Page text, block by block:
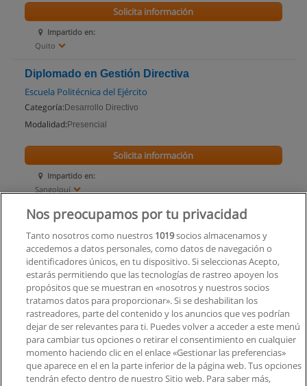
Impartido en:
Quito
Solicita información
Diplomado en Gestión Directiva
Escuela Politécnica del Ejército
Categoría: Desarrollo Directivo
Modalidad: Presencial
Impartido en:
Sangolquí
Solicita información
Nos preocupamos por tu privacidad
Tanto nosotros como nuestros 1019socios almacenamos y
accedemos a datos personales, como datos de navegación o
identificadores únicos, en tu dispositivo. Si seleccionas Acepto,
estarás permitiendo que las tecnologías de rastreo apoyen los
propósitos que se muestran en «nosotros y nuestros socios
tratamos datos para proporcionar». Si se deshabilitan los
rastreadores, parte del contenido y los anuncios que ves podrían
dejar de ser relevantes para ti. Puedes volver a acceder a este menú
para cambiar tus opciones o retirar el consentimiento en cualquier
momento haciendo clic en el enlace «Gestionar las preferencias»
que aparece en el en la parte inferior de la página web. Tus opciones
tendrán efecto dentro de nuestro Sitio web. Para saber más,